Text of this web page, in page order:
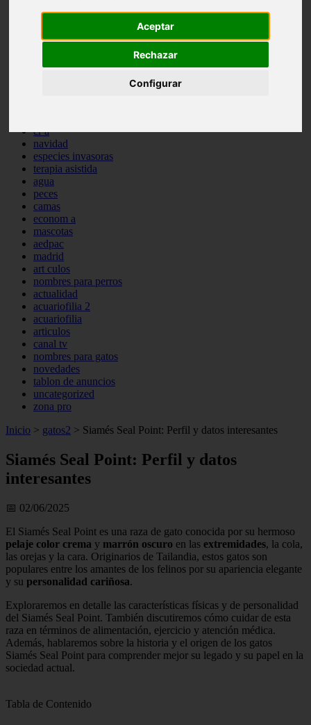
Aceptar
Rechazar
Configurar
ferias
snacks
iberzoo propet
cr a
navidad
especies invasoras
terapia asistida
agua
peces
camas
econom a
mascotas
aedpac
madrid
art culos
nombres para perros
actualidad
acuariofilia 2
acuariofilia
articulos
canal tv
nombres para gatos
novedades
tablon de anuncios
uncategorized
zona pro
Inicio > gatos2 > Siamés Seal Point: Perfil y datos interesantes
Siamés Seal Point: Perfil y datos
interesantes
📅 02/06/2025
El Siamés Seal Point es una raza de gato conocida por su hermoso
pelaje color crema y marrón oscuro en las extremidades, la cola,
las orejas y la cara. Originarios de Tailandia, estos gatos son
populares entre los amantes de los felinos por su apariencia elegante
y su personalidad cariñosa.
Exploraremos en detalle las características físicas y de personalidad
del Siamés Seal Point. También discutiremos cómo cuidar de esta
raza en términos de alimentación, ejercicio y atención médica.
Además, hablaremos sobre la historia y el origen de los gatos
Siamés Seal Point para comprender mejor su legado y su papel en la
sociedad actual.
Tabla de Contenido